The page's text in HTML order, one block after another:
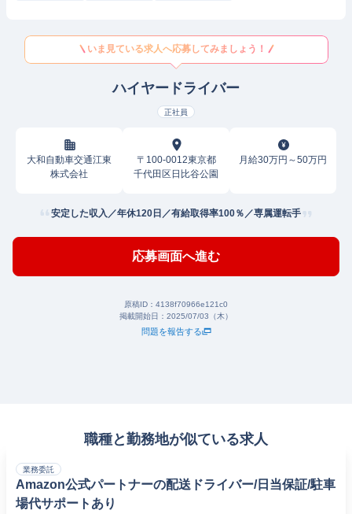
いま見ている求人へ応募してみましょう！
ハイヤードライバー
正社員
大和自動車交通江東
株式会社
〒100-0012東京都
千代田区日比谷公園
月給30万円～50万円
安定した収入／年休120日／有給取得率100％／専属運転手
応募画面へ進む
原稿ID： 4138f70966e121c0
掲載開始日： 2025/07/03（木）
問題を報告する
職種と勤務地が似ている求人
業務委託
Amazon公式パートナーの配送ドライバー/日当保証/駐車
場代サポートあり